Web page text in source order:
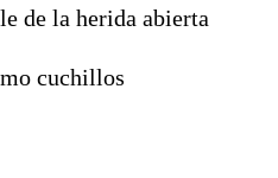
de la herida abierta
cuchillos